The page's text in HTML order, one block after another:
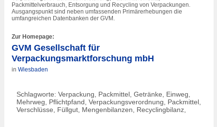
Packmittelverbrauch, Entsorgung und Recycling von Verpackungen.
Ausgangspunkt sind neben umfassenden Primärerhebungen die
umfangreichen Datenbanken der GVM.
Zur Homepage:
GVM Gesellschaft für
Verpackungsmarktforschung mbH
in Wiesbaden
Schlagworte: Verpackung, Packmittel, Getränke, Einweg,
Mehrweg, Pflichtpfand, Verpackungsverordnung, Packmittel,
Verschlüsse, Füllgut, Mengenbilanzen, Recyclingbilanz,